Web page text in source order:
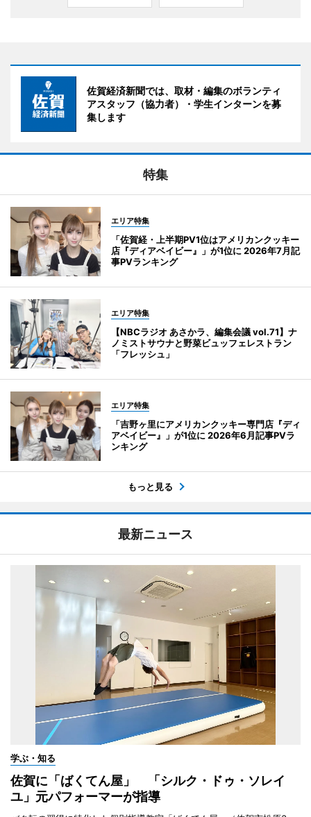
佐賀経済新聞では、取材・編集のボランティ
アスタッフ（協力者）・学生インターンを募
集します
特集
エリア特集
「佐賀経・上半期PV1位はアメリカンクッキー
店『ディアベイビー』」が1位に 2026年7月記
事PVランキング
エリア特集
【NBCラジオ あさかラ、編集会議 vol.71】ナ
ノミストサウナと野菜ビュッフェレストラン
「フレッシュ」
エリア特集
「吉野ヶ里にアメリカンクッキー専門店『ディ
アベイビー』」が1位に 2026年6月記事PVラ
ンキング
もっと見る
最新ニュース
学ぶ・知る
佐賀に「ばくてん屋」 「シルク・ドゥ・ソレイ
ユ」元パフォーマーが指導